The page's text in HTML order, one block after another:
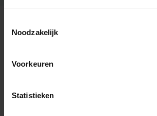
Noodzakelijk
Voorkeuren
Statistieken
Algemene informatie